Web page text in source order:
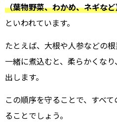
（葉物野菜、わかめ、ネギな
といわれています。
たとえば、大根や人参などの
一緒に煮込むと、柔らかくな
出します。
この順序を守ることで、すべ
ることでしょう。